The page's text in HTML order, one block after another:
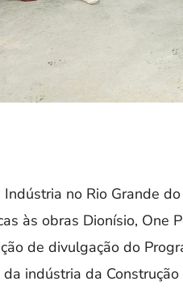
Indústria no Rio Grande
às obras Dionísio, One
de divulgação do
indústria da Construção